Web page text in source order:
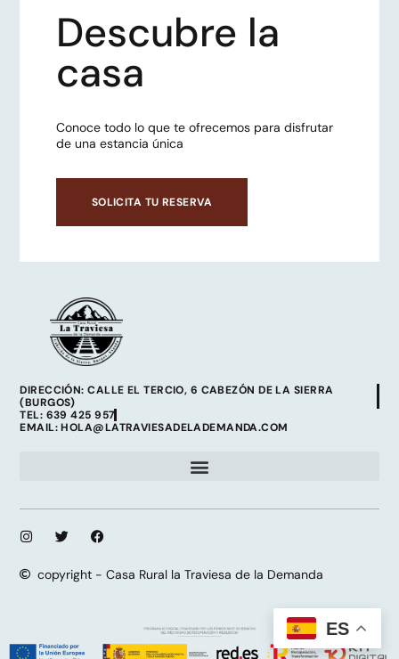
Descubre la
casa
Conoce todo lo que te ofrecemos para disfrutar
de una estancia única
SOLICITA TU RESERVA
DIRECCIÓN: CALLE EL TERCIO, 6 CABEZÓN DE LA SIERRA
(BURGOS)
TEL: 639 425 957
EMAIL: HOLA@LATRAVIESADELADEMANDA.COM
copyright - Casa Rural la Traviesa de la Demanda
ES